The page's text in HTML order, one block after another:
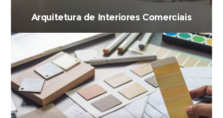
Arquitetura de Interiores Comerciais